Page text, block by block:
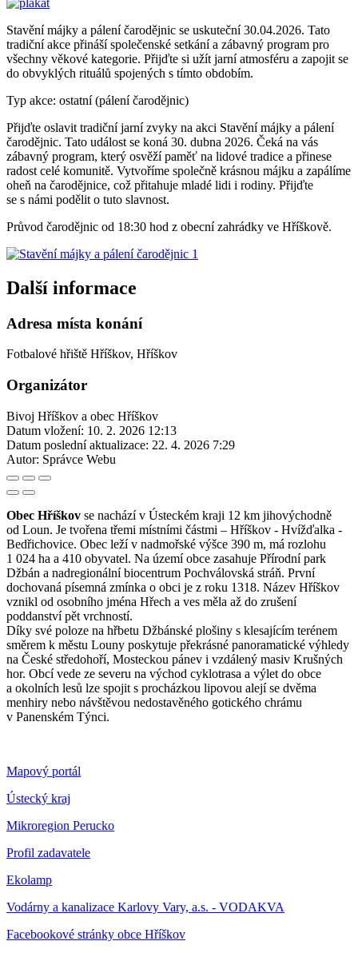
Stavění májky a pálení čarodějnic se uskuteční 30.04.2026. Tato
tradiční akce přináší společenské setkání a zábavný program pro
všechny věkové kategorie. Přijďte si užít jarní atmosféru a zapojit se
do obvyklých rituálů spojených s tímto obdobím.
Typ akce: ostatní (pálení čarodějnic)
Přijďte oslavit tradiční jarní zvyky na akci Stavění májky a pálení
čarodějnic. Tato událost se koná 30. dubna 2026. Čeká na vás
zábavný program, který osvěží paměť na lidové tradice a přinese
radost celé komunitě. Vytvoříme společně krásnou májku a zapálíme
oheň na čarodějnice, což přitahuje mladé lidi i rodiny. Přijďte
se s námi podělit o tuto slavnost.
Průvod čarodějnic od 18:30 hod z obecní zahrádky ve Hříškově.
Další informace
Adresa místa konání
Fotbalové hřiště Hříškov, Hříškov
Organizátor
Bivoj Hříškov a obec Hříškov
Datum vložení: 10. 2. 2026 12:13
Datum poslední aktualizace: 22. 4. 2026 7:29
Autor: Správce Webu
Obec Hříškov se nachází v Ústeckém kraji 12 km jihovýchodně
od Loun. Je tvořena třemi místními částmi – Hříškov - Hvížďalka -
Bedřichovice. Obec leží v nadmořské výšce 390 m, má rozlohu
1 024 ha a 410 obyvatel. Na území obce zasahuje Přírodní park
Džbán a nadregionální biocentrum Pochválovská stráň. První
dochovaná písemná zmínka o obci je z roku 1318. Název Hříškov
vznikl od osobního jména Hřech a ves měla až do zrušení
poddanství pět vrchností.
Díky své poloze na hřbetu Džbánské plošiny s klesajícím terénem
směrem k městu Louny poskytuje překrásné panoramatické výhledy
na České středohoří, Mosteckou pánev i vzdálený masiv Krušných
hor. Obcí vede ze severu na východ cyklotrasa a výlet do obce
a okolních lesů lze spojit s procházkou lipovou alejí se dvěma
menhiry nebo návštěvou nedostavěného gotického chrámu
v Panenském Týnci.
Mapový portál
Ústecký kraj
Mikroregion Perucko
Profil zadavatele
Ekolamp
Vodárny a kanalizace Karlovy Vary, a.s. - VODAKVA
Facebookové stránky obce Hříškov